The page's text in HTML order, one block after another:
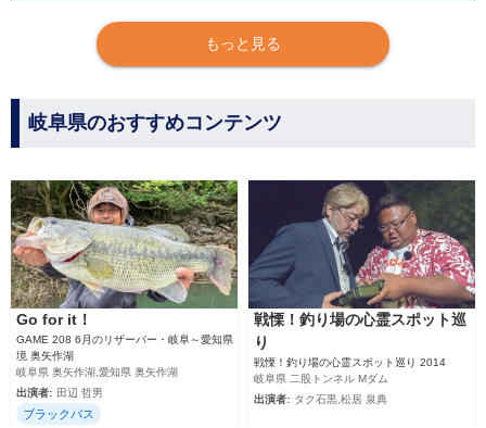
もっと見る
岐阜県のおすすめコンテンツ
Go for it！
GAME 208 6月のリザーバー・岐阜～愛知県
境 奥矢作湖
岐阜県 奥矢作湖,愛知県 奥矢作湖
出演者: 田辺 哲男
ブラックバス
戦慄！釣り場の心霊スポット巡
り
戦慄！釣り場の心霊スポット巡り 2014
岐阜県 二股トンネル Mダム
出演者: タク石黒,松居 泉典